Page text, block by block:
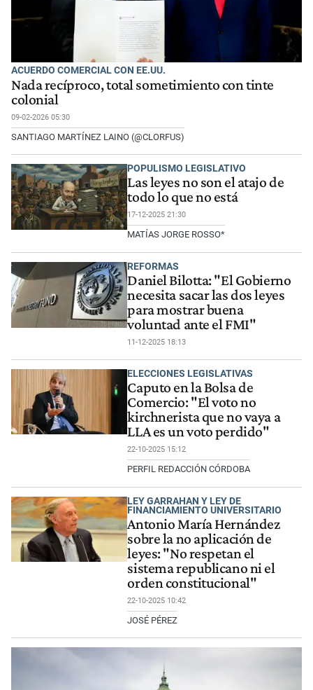
ACUERDO COMERCIAL CON EE.UU.
Nada recíproco, total sometimiento con tinte
colonial
09-02-2026 05:30
SANTIAGO MARTÍNEZ LAINO (@CLORFUS)
POPULISMO LEGISLATIVO
Las leyes no son el atajo de
todo lo que no está
17-12-2025 21:30
MATÍAS JORGE ROSSO*
REFORMAS
Daniel Bilotta: "El Gobierno
necesita sacar las dos leyes
para mostrar buena
voluntad ante el FMI"
11-12-2025 18:13
ELECCIONES LEGISLATIVAS
Caputo en la Bolsa de
Comercio: "El voto no
kirchnerista que no vaya a
LLA es un voto perdido"
22-10-2025 15:12
PERFIL REDACCIÓN CÓRDOBA
LEY GARRAHAN Y LEY DE
FINANCIAMIENTO UNIVERSITARIO
Antonio María Hernández
sobre la no aplicación de
leyes: "No respetan el
sistema republicano ni el
orden constitucional"
22-10-2025 10:42
JOSÉ PÉREZ